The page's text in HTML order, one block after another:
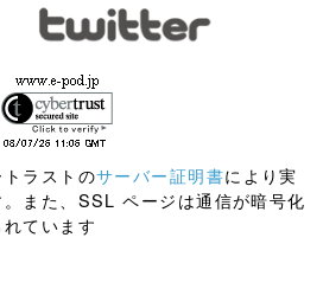
ラストのサーバー証明書により実
また、SSL ページは通信が暗号化
ています